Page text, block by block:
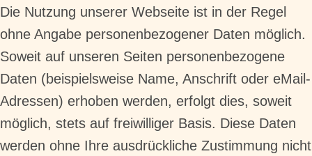
Die Nutzung unserer Webseite ist in der Regel
ohne Angabe personenbezogener Daten möglich.
Soweit auf unseren Seiten personenbezogene
Daten (beispielsweise Name, Anschrift oder eMail-
Adressen) erhoben werden, erfolgt dies, soweit
möglich, stets auf freiwilliger Basis. Diese Daten
werden ohne Ihre ausdrückliche Zustimmung nicht